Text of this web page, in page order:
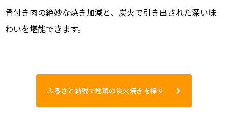
骨付き肉の絶妙な焼き加減と、炭火で引き出された深い味
わいを堪能できます。
ふるさと納税で地鶏の炭火焼きを探す